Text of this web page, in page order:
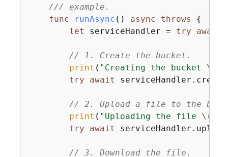
/// example.
func
runAsync () async throws
{
let serviceHandler = try await
// 1. Create the bucket.
print ( "Creating the bucket
try
await
// 2. Upload a file to the
print ( "Uploading the file
try
await
// 3. Download the file.